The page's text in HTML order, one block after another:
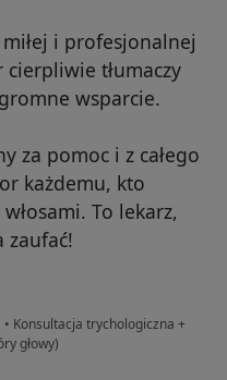
i profesjonalnej
tłumaczy
wsparcie.
za pomoc i z całego
każdemu, kto
To lekarz,
zaufać!
• Konsultacja trychologiczna +
głowy)